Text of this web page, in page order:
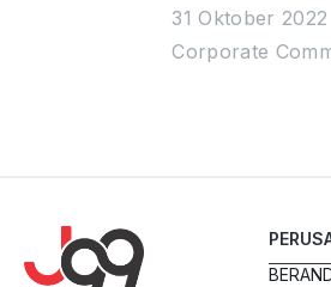
Hadiah dan
31 Oktober 2022
Corporate